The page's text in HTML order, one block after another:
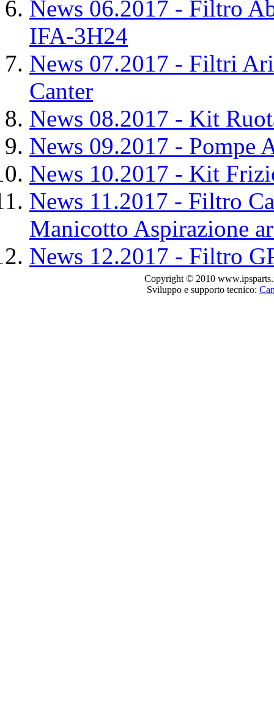
News 06.2017 - Filtro
IFA-3H24
News 07.2017 - Filtri
Canter
News 08.2017 - Kit
News 09.2017 - Pompe
News 10.2017 - Kit
News 11.2017 - Filtro
Manicotto Aspirazione
News 12.2017 - Filtro
Copyright © 2010
Sviluppo e supporto tecnico: